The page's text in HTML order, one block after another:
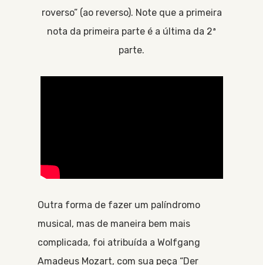
roverso” (ao reverso). Note que a primeira
nota da primeira parte é a última da 2ª
parte.
Outra forma de fazer um palíndromo
musical, mas de maneira bem mais
complicada, foi atribuída a Wolfgang
Amadeus Mozart, com sua peça “Der